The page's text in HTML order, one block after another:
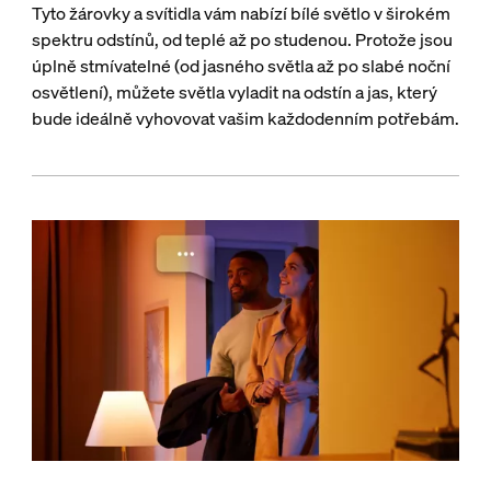
Tyto žárovky a svítidla vám nabízí bílé světlo v širokém
spektru odstínů, od teplé až po studenou. Protože jsou
úplně stmívatelné (od jasného světla až po slabé noční
osvětlení), můžete světla vyladit na odstín a jas, který
bude ideálně vyhovovat vašim každodenním potřebám.